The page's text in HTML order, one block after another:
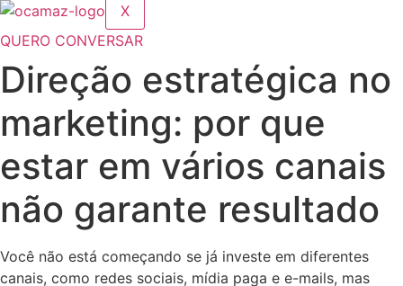
X
QUERO CONVERSAR
Direção estratégica no
marketing: por que
estar em vários canais
não garante resultado
Você não está começando se já investe em diferentes
canais, como redes sociais, mídia paga e e-mails, mas